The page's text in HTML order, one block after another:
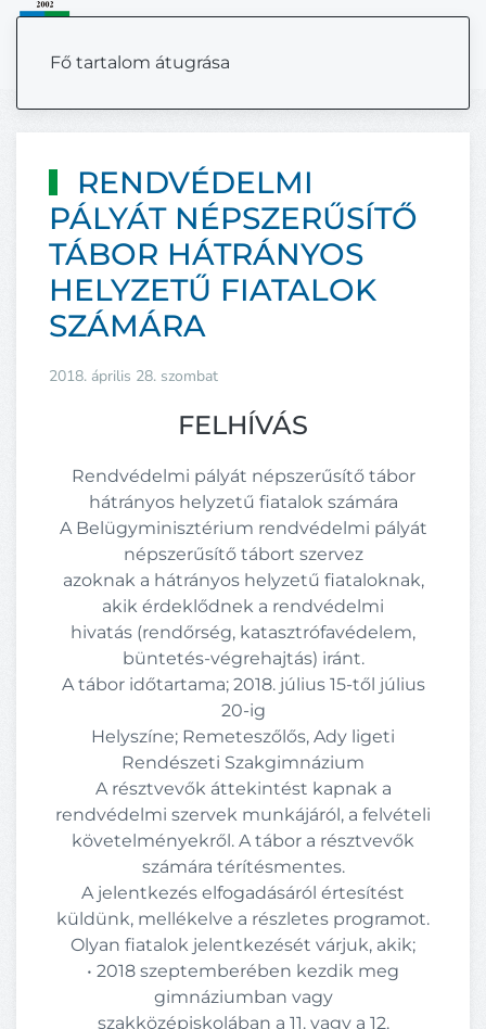
Fő tartalom átugrása
RENDVÉDELMI
PÁLYÁT NÉPSZERŰSÍTŐ
TÁBOR HÁTRÁNYOS
HELYZETŰ FIATALOK
SZÁMÁRA
2018. április 28. szombat
FELHÍVÁS
Rendvédelmi pályát népszerűsítő tábor
hátrányos helyzetű fiatalok számára
A Belügyminisztérium rendvédelmi pályát
népszerűsítő tábort szervez
azoknak a hátrányos helyzetű fiataloknak,
akik érdeklődnek a rendvédelmi
hivatás (rendőrség, katasztrófavédelem,
büntetés-végrehajtás) iránt.
A tábor időtartama; 2018. július 15-től július
20-ig
Helyszíne; Remeteszőlős, Ady ligeti
Rendészeti Szakgimnázium
A résztvevők áttekintést kapnak a
rendvédelmi szervek munkájáról, a felvételi
követelményekről. A tábor a résztvevők
számára térítésmentes.
A jelentkezés elfogadásáról értesítést
küldünk, mellékelve a részletes programot.
Olyan fiatalok jelentkezését várjuk, akik;
• 2018 szeptemberében kezdik meg
gimnáziumban vagy
szakközépiskolában a 11. vagy a 12.